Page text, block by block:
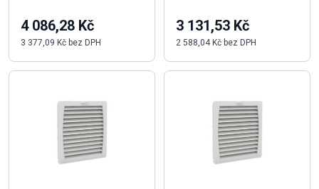
4 086,28 Kč
3 377,09 Kč bez DPH
3 131,53 Kč
2 588,04 Kč bez DPH